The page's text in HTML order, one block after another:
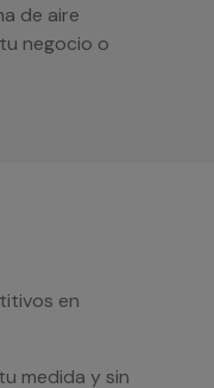
de aire
negocio o
en
medida y sin